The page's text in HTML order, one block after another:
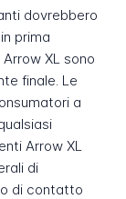
dovrebbero
prima
XL sono
finale. Le
a
Arrow XL
di
di contatto